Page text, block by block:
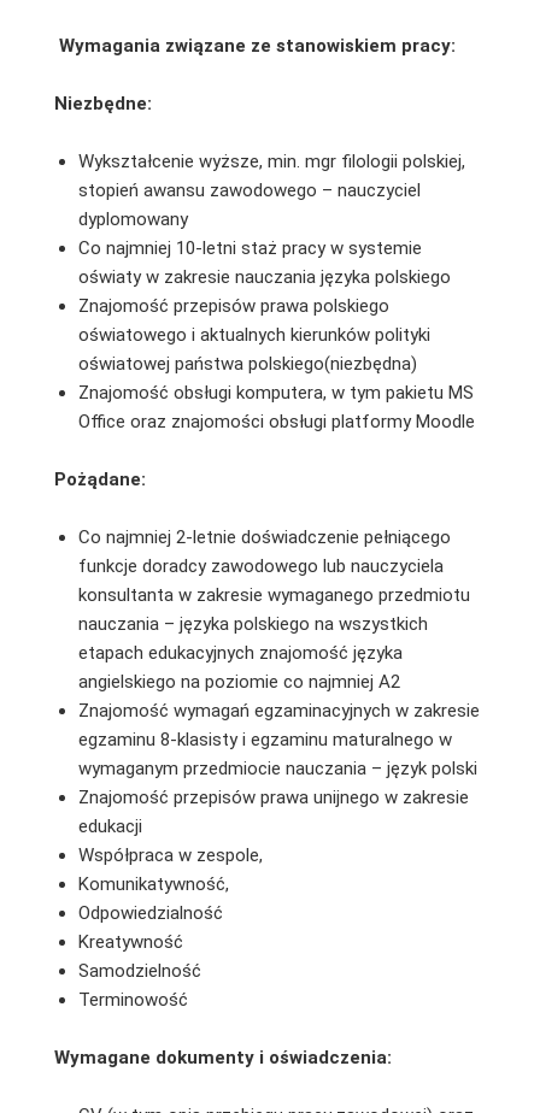
Wymagania związane ze stanowiskiem pracy:
Niezbędne:
Wykształcenie wyższe, min. mgr filologii polskiej,
stopień awansu zawodowego – nauczyciel
dyplomowany
Co najmniej 10-letni staż pracy w systemie
oświaty w zakresie nauczania języka polskiego
Znajomość przepisów prawa polskiego
oświatowego i aktualnych kierunków polityki
oświatowej państwa polskiego(niezbędna)
Znajomość obsługi komputera, w tym pakietu MS
Office oraz znajomości obsługi platformy Moodle
Pożądane:
Co najmniej 2-letnie doświadczenie pełniącego
funkcje doradcy zawodowego lub nauczyciela
konsultanta w zakresie wymaganego przedmiotu
nauczania – języka polskiego na wszystkich
etapach edukacyjnych znajomość języka
angielskiego na poziomie co najmniej A2
Znajomość wymagań egzaminacyjnych w zakresie
egzaminu 8-klasisty i egzaminu maturalnego w
wymaganym przedmiocie nauczania – język polski
Znajomość przepisów prawa unijnego w zakresie
edukacji
Współpraca w zespole,
Komunikatywność,
Odpowiedzialność
Kreatywność
Samodzielność
Terminowość
Wymagane dokumenty i oświadczenia: